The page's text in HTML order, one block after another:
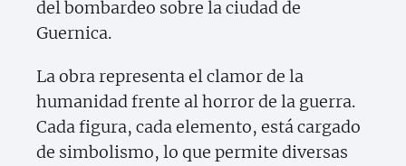
del bombardeo sobre la ciudad de
Guernica.
La obra representa el clamor de la
humanidad frente al horror de la guerra.
Cada figura, cada elemento, está cargado
de simbolismo, lo que permite diversas